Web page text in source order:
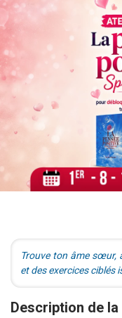
Trouve ton âme sœur,
et des exercices ciblés
Description de